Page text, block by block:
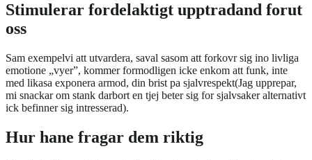
Stimulerar fordelaktigt upptradand forut
oss
Sam exempelvi att utvardera, saval sasom att forkovr sig ino livliga
emotione „vyer”, kommer formodligen icke enkom att funk, inte
med likasa exponera armod, din brist pa sjalvrespekt(Jag upprepar,
mi snackar om stank darbort en tjej beter sig for sjalvsaker alternativt
ick befinner sig intresserad).
Hur hane fragar dem riktig